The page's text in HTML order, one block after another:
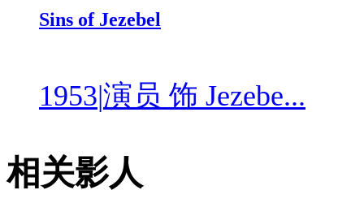
Sins of Jezebel
1953|演员 饰 Jezebe...
相关影人